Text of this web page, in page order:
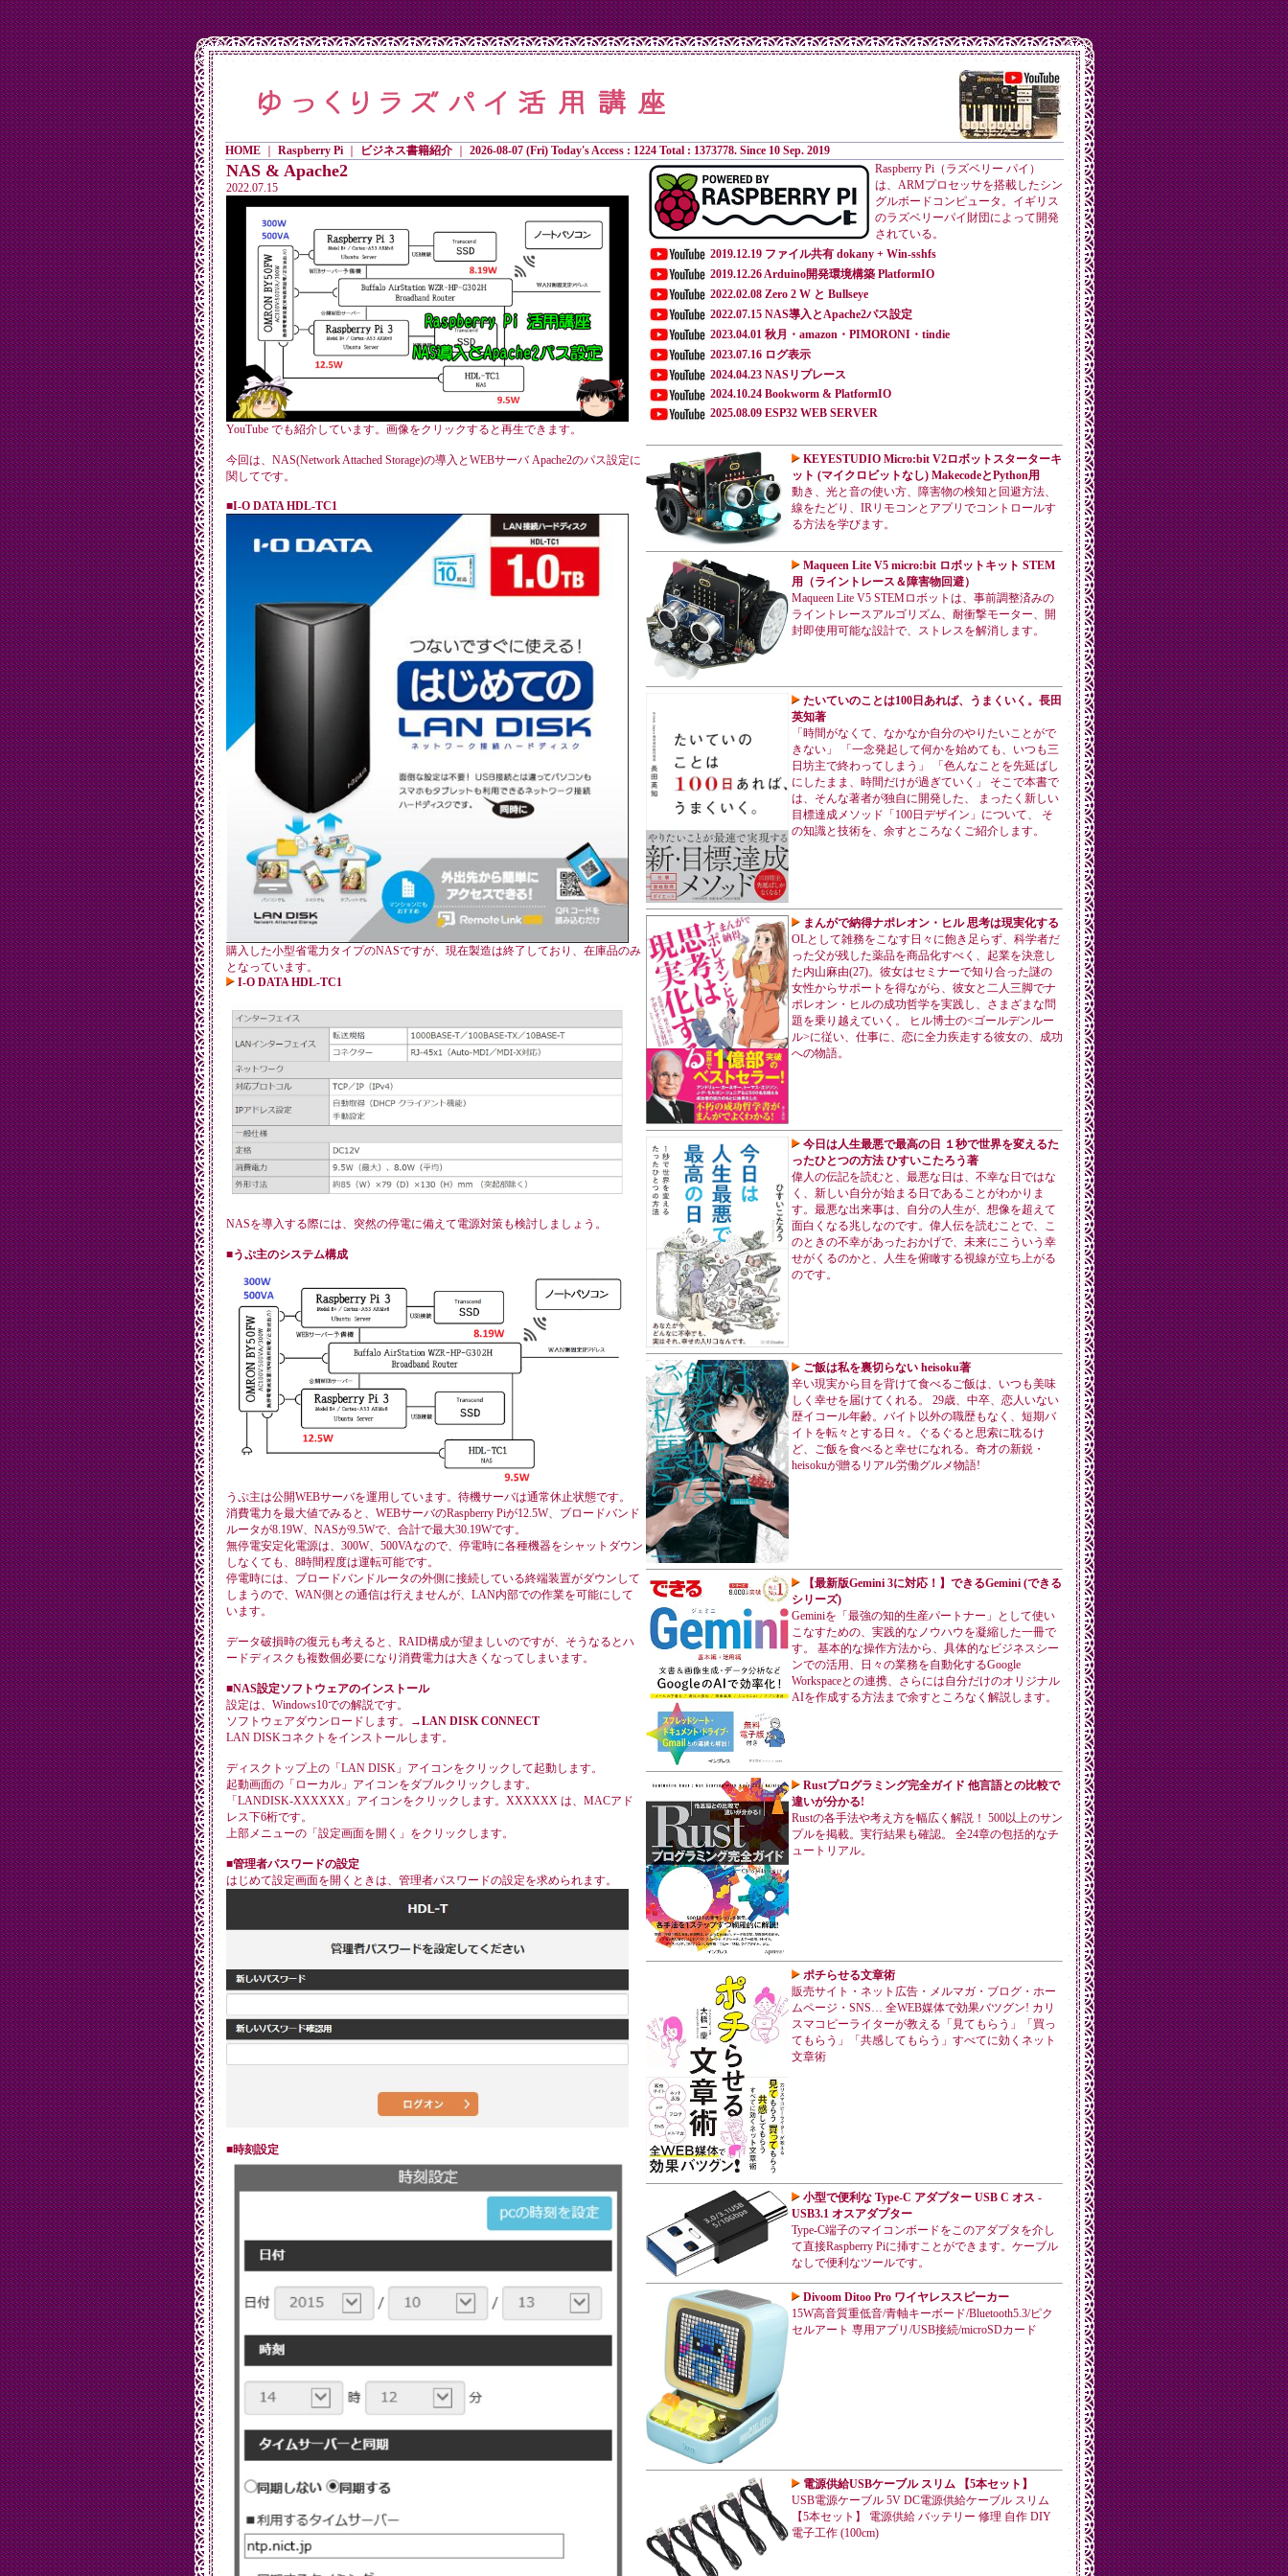
HOME｜ Raspberry Pi｜ ビジネス書籍紹介｜ 2026-08-07 (Fri) Today's Access : 1224 Total : 1373778. Since 10 Sep. 2019
NAS & Apache2
2022.07.15
YouTube でも紹介しています。画像をクリックすると再生できます。
今回は、NAS(Network Attached Storage)の導入とWEBサーバ Apache2のパス設定に
関してです。
■I-O DATA HDL-TC1
購入した小型省電力タイプのNASですが、現在製造は終了しており、在庫品のみ
となっています。
I-O DATA HDL-TC1
NASを導入する際には、突然の停電に備えて電源対策も検討しましょう。
■うぷ主のシステム構成
うぷ主は公開WEBサーバを運用しています。待機サーバは通常休止状態です。
消費電力を最大値でみると、WEBサーバのRaspberry Piが12.5W、ブロードバンド
ルータが8.19W、NASが9.5Wで、合計で最大30.19Wです。
無停電安定化電源は、300W、500VAなので、停電時に各種機器をシャットダウン
しなくても、8時間程度は運転可能です。
停電時には、ブロードバンドルータの外側に接続している終端装置がダウンして
しまうので、WAN側との通信は行えませんが、LAN内部での作業を可能にして
います。
データ破損時の復元も考えると、RAID構成が望ましいのですが、そうなるとハ
ードディスクも複数個必要になり消費電力は大きくなってしまいます。
■NAS設定ソフトウェアのインストール
設定は、Windows10での解説です。
ソフトウェアダウンロードします。→LAN DISK CONNECT
LAN DISKコネクトをインストールします。
ディスクトップ上の「LAN DISK」アイコンをクリックして起動します。
起動画面の「ローカル」アイコンをダブルクリックします。
「LANDISK-XXXXXX」アイコンをクリックします。XXXXXX は、MACアド
レス下6桁です。
上部メニューの「設定画面を開く」をクリックします。
■管理者パスワードの設定
はじめて設定画面を開くときは、管理者パスワードの設定を求められます。
■時刻設定
Raspberry Pi（ラズベリー パイ）
は、ARMプロセッサを搭載したシン
グルボードコンピュータ。イギリス
のラズベリーパイ財団によって開発
されている。
2019.12.19 ファイル共有 dokany + Win-sshfs
2019.12.26 Arduino開発環境構築 PlatformIO
2022.02.08 Zero 2 W と Bullseye
2022.07.15 NAS導入とApache2パス設定
2023.04.01 秋月・amazon・PIMORONI・tindie
2023.07.16 ログ表示
2024.04.23 NASリプレース
2024.10.24 Bookworm & PlatformIO
2025.08.09 ESP32 WEB SERVER
KEYESTUDIO Micro:bit V2ロボットスターターキ
ット (マイクロビットなし) MakecodeとPython用
動き、光と音の使い方、障害物の検知と回避方法、
線をたどり、IRリモコンとアプリでコントロールす
る方法を学びます。
Maqueen Lite V5 micro:bit ロボットキット STEM
用（ライントレース＆障害物回避）
Maqueen Lite V5 STEMロボットは、事前調整済みの
ライントレースアルゴリズム、耐衝撃モーター、開
封即使用可能な設計で、ストレスを解消します。
たいていのことは100日あれば、うまくいく。長田
英知著
「時間がなくて、なかなか自分のやりたいことがで
きない」 「一念発起して何かを始めても、いつも三
日坊主で終わってしまう」 「色んなことを先延ばし
にしたまま、時間だけが過ぎていく」 そこで本書で
は、そんな著者が独自に開発した、 まったく新しい
目標達成メソッド「100日デザイン」について、 そ
の知識と技術を、余すところなくご紹介します。
まんがで納得ナポレオン・ヒル 思考は現実化する
OLとして雑務をこなす日々に飽き足らず、科学者だ
った父が残した薬品を商品化すべく、起業を決意し
た内山麻由(27)。彼女はセミナーで知り合った謎の
女性からサポートを得ながら、彼女と二人三脚でナ
ポレオン・ヒルの成功哲学を実践し、さまざまな問
題を乗り越えていく。 ヒル博士の<ゴールデンルー
ル>に従い、仕事に、恋に全力疾走する彼女の、成功
への物語。
今日は人生最悪で最高の日 １秒で世界を変えるた
ったひとつの方法 ひすいこたろう著
偉人の伝記を読むと、最悪な日は、不幸な日ではな
く、新しい自分が始まる日であることがわかりま
す。最悪な出来事は、自分の人生が、想像を超えて
面白くなる兆しなのです。偉人伝を読むことで、こ
のときの不幸があったおかげで、未来にこういう幸
せがくるのかと、人生を俯瞰する視線が立ち上がる
のです。
ご飯は私を裏切らない heisoku著
辛い現実から目を背けて食べるご飯は、いつも美味
しく幸せを届けてくれる。 29歳、中卒、恋人いない
歴イコール年齢。バイト以外の職歴もなく、短期バ
イトを転々とする日々。ぐるぐると思索に耽るけ
ど、ご飯を食べると幸せになれる。奇才の新鋭・
heisokuが贈るリアル労働グルメ物語!
【最新版Gemini 3に対応！】できるGemini (できる
シリーズ)
Geminiを「最強の知的生産パートナー」として使い
こなすための、実践的なノウハウを凝縮した一冊で
す。 基本的な操作方法から、具体的なビジネスシー
ンでの活用、日々の業務を自動化するGoogle
Workspaceとの連携、さらには自分だけのオリジナル
AIを作成する方法まで余すところなく解説します。
Rustプログラミング完全ガイド 他言語との比較で
違いが分かる!
Rustの各手法や考え方を幅広く解説！ 500以上のサン
プルを掲載。実行結果も確認。 全24章の包括的なチ
ュートリアル。
ポチらせる文章術
販売サイト・ネット広告・メルマガ・ブログ・ホー
ムページ・SNS… 全WEB媒体で効果バツグン! カリ
スマコピーライターが教える「見てもらう」「買っ
てもらう」「共感してもらう」すべてに効くネット
文章術
小型で便利な Type-C アダプター USB C オス -
USB3.1 オスアダプター
Type-C端子のマイコンボードをこのアダプタを介し
て直接Raspberry Piに挿すことができます。ケーブル
なしで便利なツールです。
Divoom Ditoo Pro ワイヤレススピーカー
15W高音質重低音/青軸キーボード/Bluetooth5.3/ピク
セルアート 専用アプリ/USB接続/microSDカード
電源供給USBケーブル スリム 【5本セット】
USB電源ケーブル 5V DC電源供給ケーブル スリム
【5本セット】 電源供給 バッテリー 修理 自作 DIY
電子工作 (100cm)